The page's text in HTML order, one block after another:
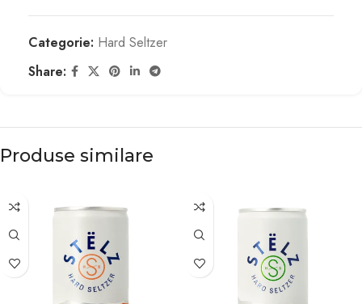
Categorie: Hard Seltzer
Share:
Produse similare